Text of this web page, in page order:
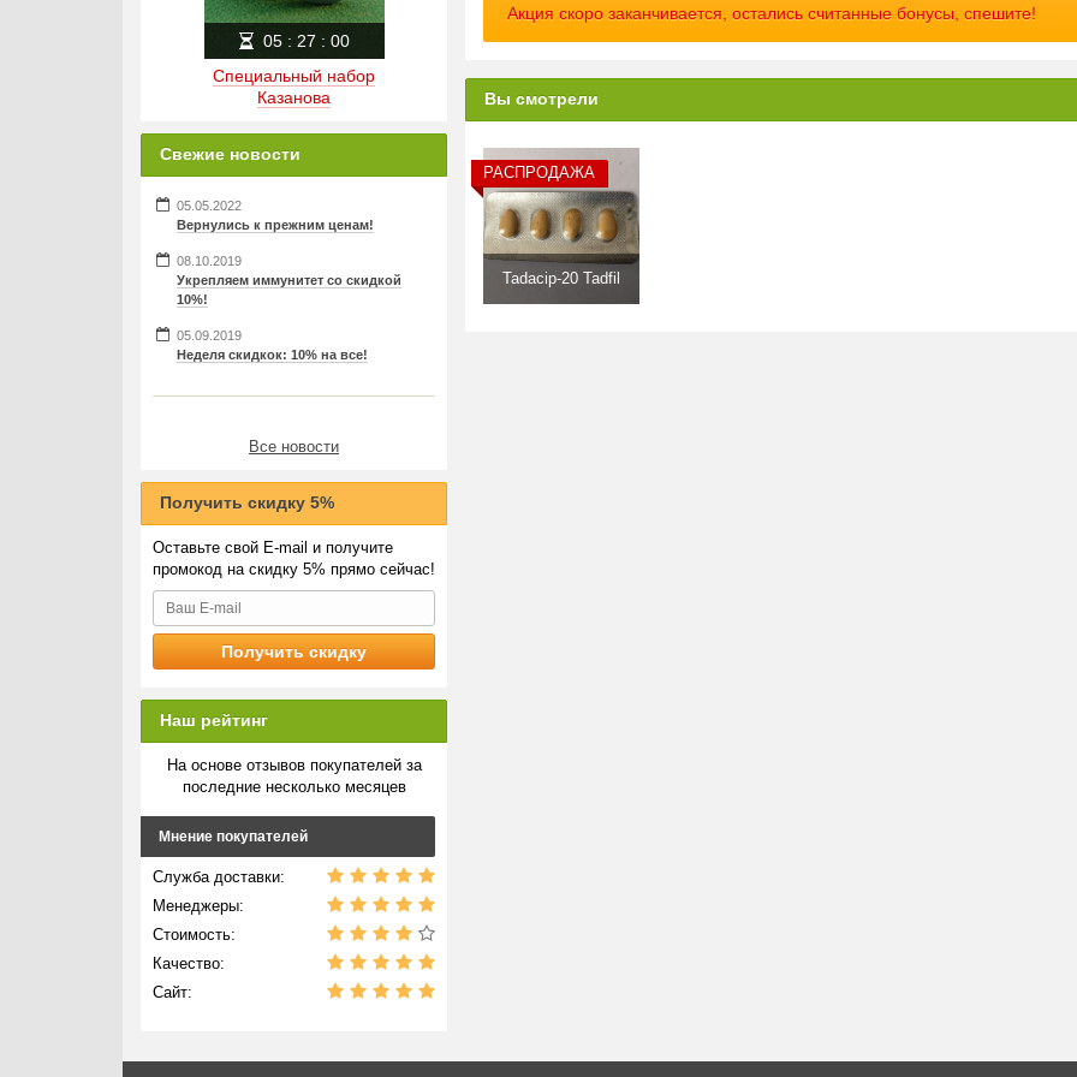
Не назначают препарат несовершеннолетним.
Таблетки невозможно передозировать при соблюдении инструкции, 20 мг один раз
Взаимодействие с другими веществами
Препарат совместим с алкоголем. Однако не рекомендуется принимать таблетки
это касается крепких напитков.
Акция скоро заканчивается, остались считанные бонусы, спешите!
Вы смотрели
Tadacip-20 Tadfil
РАСПРОДАЖА
Специальный набор
Казанова
05: 27 : 00
Свежие новости
05.05.2022
Вернулись к прежним ценам!
08.10.2019
Укрепляем иммунитет со скидкой
10%!
05.09.2019
Неделя скидкок: 10% на все!
Все новости
Получить скидку 5%
Оставьте свой E-mail и получите
промокод на скидку 5% прямо сейчас!
Наш рейтинг
На основе отзывов покупателей за
последние несколько месяцев
Мнение покупателей
Служба доставки:
Менеджеры:
Стоимость:
Качество:
Сайт: